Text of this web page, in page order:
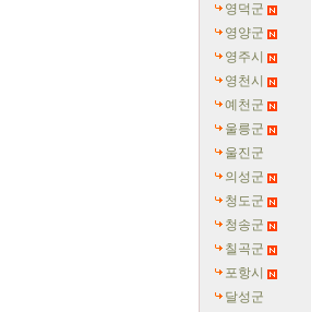
영덕군
영양군
영주시
영천시
예천군
울릉군
울진군
의성군
청도군
청송군
칠곡군
포항시
달성군